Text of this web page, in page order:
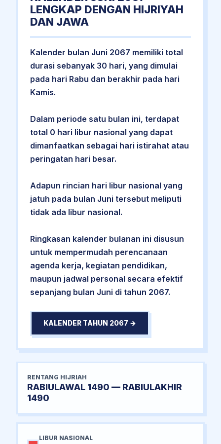
LENGKAP DENGAN HIJRIYAH
DAN JAWA
Kalender bulan Juni 2067 memiliki total
durasi sebanyak 30 hari, yang dimulai
pada hari Rabu dan berakhir pada hari
Kamis.
Dalam periode satu bulan ini, terdapat
total 0 hari libur nasional yang dapat
dimanfaatkan sebagai hari istirahat atau
peringatan hari besar.
Adapun rincian hari libur nasional yang
jatuh pada bulan Juni tersebut meliputi
tidak ada libur nasional.
Ringkasan kalender bulanan ini disusun
untuk mempermudah perencanaan
agenda kerja, kegiatan pendidikan,
maupun jadwal personal secara efektif
sepanjang bulan Juni di tahun 2067.
KALENDER TAHUN 2067 →
RENTANG HIJRIAH
RABIULAWAL 1490 — RABIULAKHIR
1490
LIBUR NASIONAL